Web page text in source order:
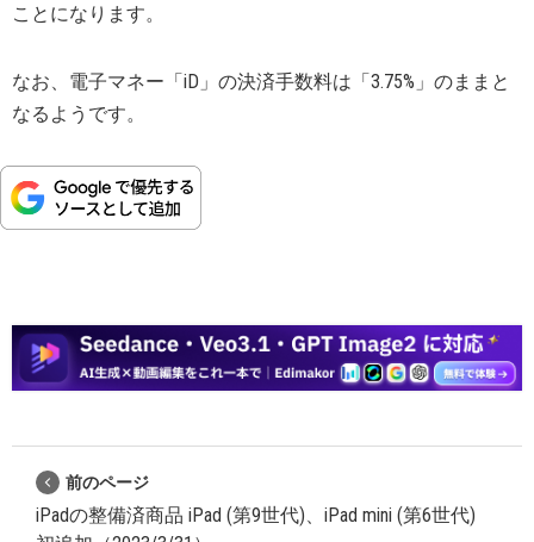
ことになります。
なお、電子マネー「iD」の決済手数料は「3.75%」のままと
なるようです。
前のページ
iPadの整備済商品 iPad (第9世代)、iPad mini (第6世代)